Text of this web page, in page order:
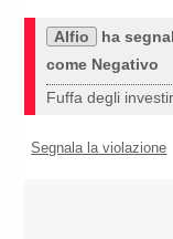
Alfio
ha
come Negativo
Fuffa degli
Segnala la violazione